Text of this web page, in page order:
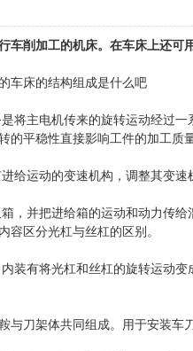
车削加工的机床。在车床上还
床的结构组成是什么吧
主电机传来的旋转运动经过一
的平稳性直接影响工件的加工
运动的变速机构，调整其变速
并把进给箱的运动和动力传给
区分光杠与丝杠的区别。
有将光杠和丝杠的旋转运动变
刀架体共同组成。用于安装车